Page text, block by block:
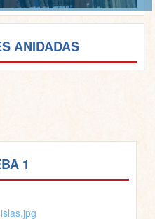
ANIDADAS
1